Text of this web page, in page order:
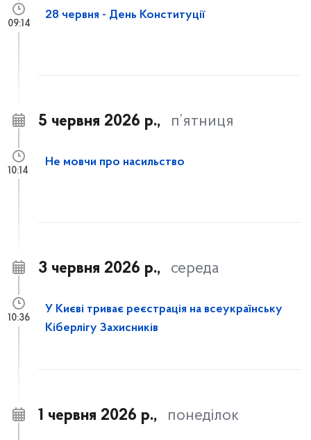
28 червня - День Конституції
09:14
5 червня 2026 р., п’ятниця
Не мовчи про насильство
10:14
3 червня 2026 р., середа
У Києві триває реєстрація на всеукраїнську
Кіберлігу Захисників
10:36
1 червня 2026 р., понеділок